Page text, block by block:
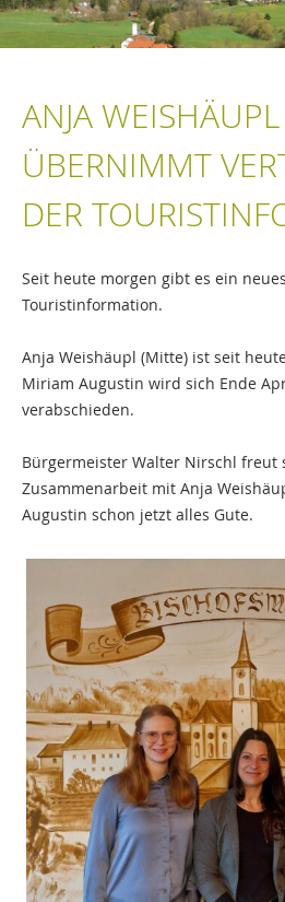
ANJA WEISHÄUPL
ÜBERNIMMT
DER
Seit heute morgen gibt es ein
Touristinformation.
Anja Weishäupl (Mitte) ist seit
Miriam Augustin wird sich Ende
verabschieden.
Bürgermeister Walter Nirschl freut
Zusammenarbeit mit Anja
Augustin schon jetzt alles Gute.